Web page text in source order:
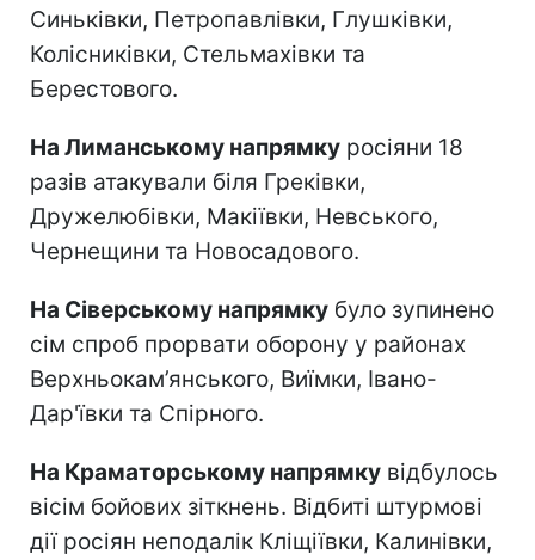
Синьківки, Петропавлівки, Глушківки,
Колісниківки, Стельмахівки та
Берестового.
На Лиманському напрямку росіяни 18
разів атакували біля Греківки,
Дружелюбівки, Макіївки, Невського,
Чернещини та Новосадового.
На Сіверському напрямку було зупинено
сім спроб прорвати оборону у районах
Верхньокам’янського, Виїмки, Івано-
Дар'ївки та Спірного.
На Краматорському напрямку відбулось
вісім бойових зіткнень. Відбиті штурмові
дії росіян неподалік Кліщіївки, Калинівки,